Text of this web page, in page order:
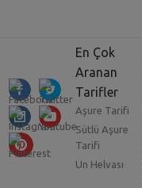
En Çok
Aranan
Tarifler
Aşure Tarifi
Sütlü Aşure
Tarifi
Un Helvası